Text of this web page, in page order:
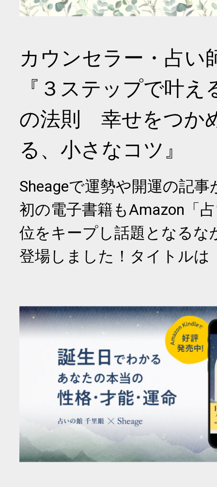
カウンセラー・占い
『３ステップで叶
の法則 幸せをつか
る、小さなコツ』
Sheageで運勢や開運の記
初の電子書籍もAmazon「
位をキープし話題となるな
登場しました！タイトルは